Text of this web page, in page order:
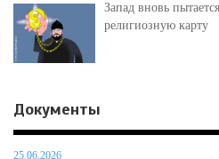
Запад вновь
религиозную карту
Документы
25.06.2026